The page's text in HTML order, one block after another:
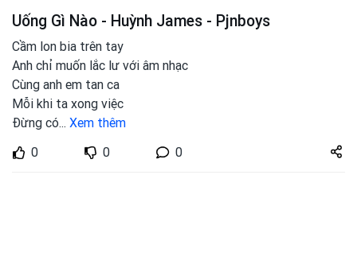
Uống Gì Nào - Huỳnh James - Pjnboys
Cầm lon bia trên tay
Anh chỉ muốn lắc lư với âm nhạc
Cùng anh em tan ca
Mỗi khi ta xong việc
Đừng có... Xem thêm
0
0 0
Share
zuto.vn